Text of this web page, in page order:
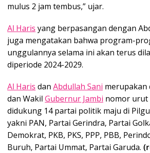
mulus 2 jam tembus,” ujar.
Al Haris yang berpasangan dengan
juga mengatakan bahwa program-
unggulannya selama ini akan terus
diperiode 2024-2029.
Al Haris dan Abdullah Sani merupakan
dan Wakil Gubernur Jambi nomor urut
didukung 14 partai politik maju di
yakni PAN, Partai Gerindra, Partai
Demokrat, PKB, PKS, PPP, PBB,
Buruh, Partai Ummat, Partai Garuda.